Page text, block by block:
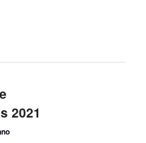
2021